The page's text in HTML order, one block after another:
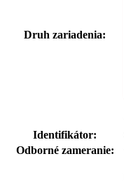
Druh zariadenia:
Identifikátor:
Odborné zameranie: